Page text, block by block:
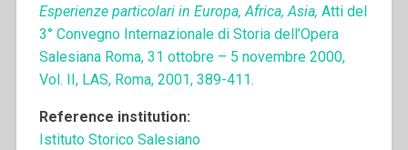
Esperienze particolari in Europa, Africa, Asia, Atti del
3° Convegno Internazionale di Storia dell’Opera
Salesiana Roma, 31 ottobre – 5 novembre 2000,
Vol. II, LAS, Roma, 2001, 389-411.
Reference institution:
Istituto Storico Salesiano